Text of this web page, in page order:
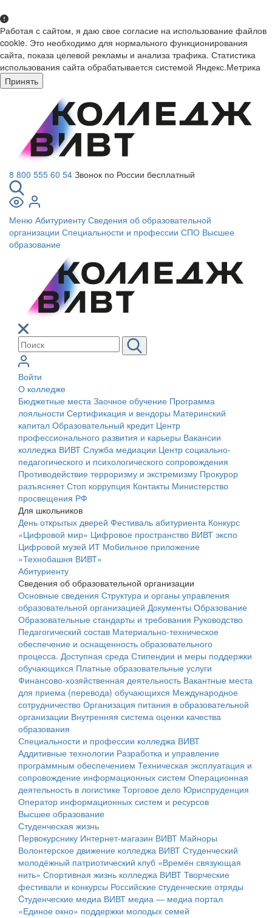
Работая с сайтом, я даю свое согласие на использование файлов
cookie. Это необходимо для нормального функционирования
сайта, показа целевой рекламы и анализа трафика. Статистика
использования сайта обрабатывается системой Яндекс.Метрика
Принять
8 800 555 60 54 Звонок по России бесплатный
Меню Абитуриенту Сведения об образовательной
организации Специальности и профессии СПО Высшее
образование
Войти
О колледже
Бюджетные места Заочное обучение Программа
лояльности Сертификация и вендоры Материнский
капитал Образовательный кредит Центр
профессионального развития и карьеры Вакансии
колледжа ВИВТ Служба медиации Центр социально-
педагогического и психологического сопровождения
Противодействие терроризму и экстремизму Прокурор
разъясняетСтоп коррупция Контакты Министерство
просвещения РФ
Для школьников
День открытых дверей Фестиваль абитуриента Конкурс
«Цифровой мир» Цифровое пространство ВИВТ экспо
Цифровой музей ИТ Мобильное приложение
«Технобашня ВИВТ»
Абитуриенту
Сведения об образовательной организации
Основные сведения Структура и органы управления
образовательной организацией Документы Образование
Образовательные стандарты и требования Руководство
Педагогический состав Материально-техническое
обеспечение и оснащенность образовательного
процесса. Доступная среда Стипендии и меры поддержки
обучающихся Платные образовательные услуги
Финансово-хозяйственная деятельность Вакантные места
для приема (перевода) обучающихся Международное
сотрудничество Организация питания в образовательной
организации Внутренняя система оценки качества
образования
Специальности и профессии колледжа ВИВТ
Аддитивные технологии Разработка и управление
программным обеспечением Техническая эксплуатация и
сопровождение информационных систем Операционная
деятельность в логистике Торговое дело Юриспруденция
Оператор информационных систем и ресурсов
Высшее образование
Студенческая жизнь
Первокурснику Интернет-магазин ВИВТ Майноры
Волонтерское движение колледжа ВИВТ Студенческий
молодёжный патриотический клуб «Времён связующая
нить» Спортивная жизнь колледжа ВИВТ Творческие
фестивали и конкурсы Российские cтуденческие отряды
Cтуденческие медиа ВИВТ медиа — медиа портал
«Единое окно» поддержки молодых семей